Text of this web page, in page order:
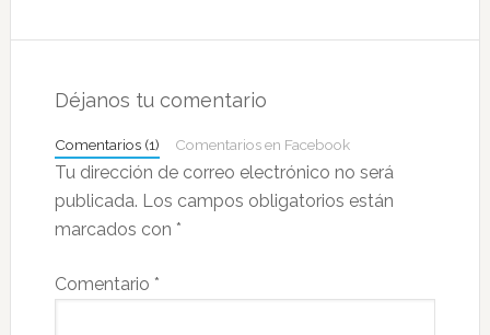
Déjanos tu comentario
Comentarios (1) Comentarios en Facebook
Tu dirección de correo electrónico no será
publicada. Los campos obligatorios están
marcados con *
Comentario *